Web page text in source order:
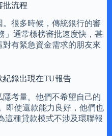
批流程
很多時候，傳統銀行的審
」通常標榜審批速度快，甚
有緊急資金需求的朋友來
紀錄出現在TU報告
考量。他們不希望自己的
即使還款能力良好，他們也
這種貸款模式不涉及環聯報